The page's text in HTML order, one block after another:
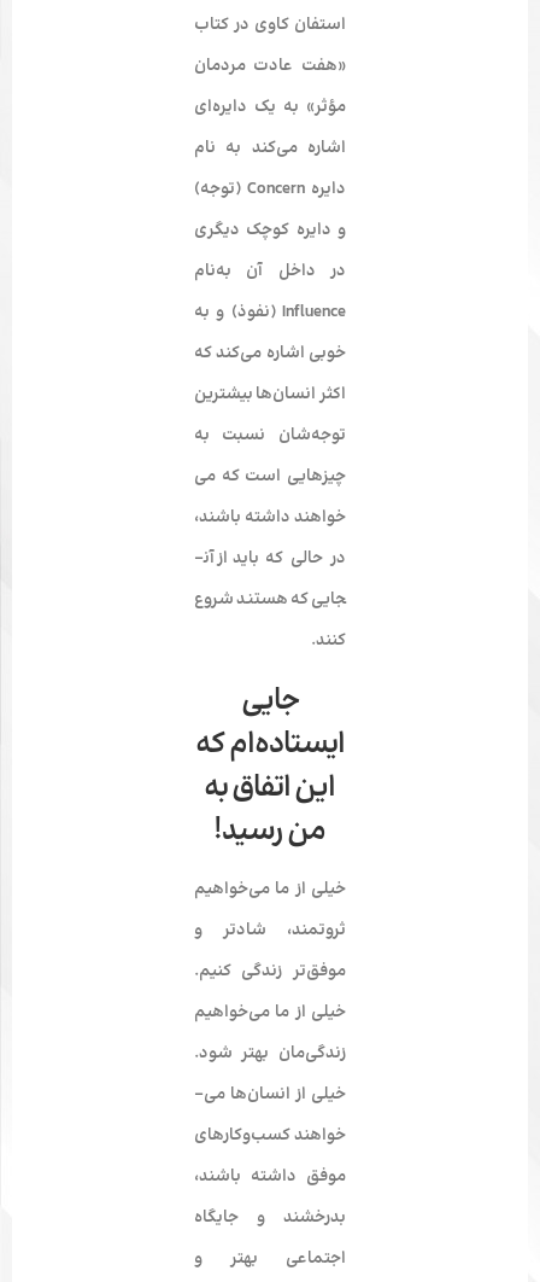
استفان کاوی در کتاب
«هفت عادت مردمان
مؤثر» به یک دایره‌­ای
اشاره می­‌کند به نام
دایره Concern (توجه)
و دایره کوچک دیگری
در داخل آن به‌نام
Influence (نفوذ)
و به
خوبی اشاره می­‌کند که
اکثر انسان­‌ها بیش­ترین
توجه‌شان نسبت به
چیزهایی است که می­‌
خواهند داشته باشند،
در حالی که بایداز آن­
جایی که هستندشروع
کنند.
جایی
ایستاده‌ام که
این اتفاق به
من رسید!
خیلی از ما می­‌خواهیم
ثروتمند، شادترو
موفق­‌ترزندگی کنیم.
خیلی از ما می‌­خواهیم
زندگی­­‌مان بهتر شود.
خیلی از انسان­‌ها می‌­
خواهندکسب‌و‌کارهای
موفق ­ داشته باشند،
بدرخشندوجایگاه
اجتماعی بهتر و